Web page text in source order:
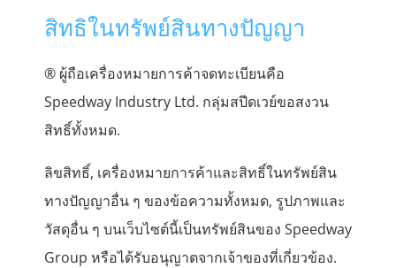
สิทธิในทรัพย์สินทางปัญญา
® ผู้ถือเครื่องหมายการค้าจดทะเบียนคือ
Speedway Industry Ltd. กลุ่มสปีดเวย์ขอสงวน
สิทธิ์ทั้งหมด.
ลิขสิทธิ์, เครื่องหมายการค้าและสิทธิ์ในทรัพย์สิน
ทางปัญญาอื่น ๆ ของข้อความทั้งหมด, รูปภาพและ
วัสดุอื่น ๆ บนเว็บไซต์นี้เป็นทรัพย์สินของ Speedway
Group หรือได้รับอนุญาตจากเจ้าของที่เกี่ยวข้อง.